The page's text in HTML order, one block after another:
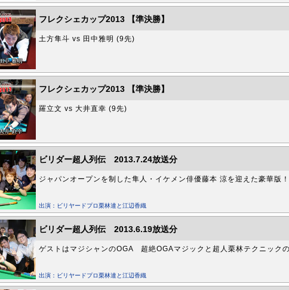
フレクシェカップ2013 【準決勝】
土方隼斗 vs 田中雅明 (9先)
フレクシェカップ2013 【準決勝】
羅立文 vs 大井直幸 (9先)
ビリダー超人列伝 2013.7.24放送分
ジャパンオープンを制した隼人・イケメン俳優藤本 涼を迎えた豪華版！
出演：ビリヤードプロ栗林達と江辺香織
ビリダー超人列伝 2013.6.19放送分
ゲストはマジシャンのOGA 超絶OGAマジックと超人栗林テクニックの
出演：ビリヤードプロ栗林達と江辺香織